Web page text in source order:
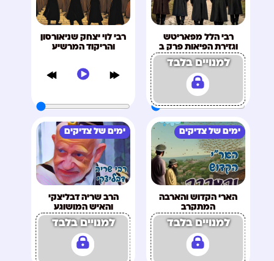
רבי הלל מפאריטש
וגזירת הפיאות פרק ב
למנויים בלבד
רבי לוי יצחק שניאורסון
והריקוד המרשיע
ימים של צדיקים
הארי הקדוש והארבה
המתקרב
למנויים בלבד
ימים של צדיקים
הרב שריה דבליצקי
והאיש המושוגע
למנויים בלבד